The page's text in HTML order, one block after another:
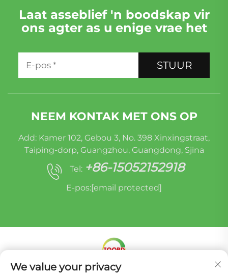
Laat asseblief 'n boodskap vir
ons agter as u enige vrae het
STUUR
NEEM KONTAK MET ONS OP
Add: Kamer 102, Gebou 3, No. 398 Xinxingstraat,
Taiping-dorp, Guangzhou, Guangdong, Sjina
Tel: +86-15052152918
E-pos:[email protected]
We value your privacy